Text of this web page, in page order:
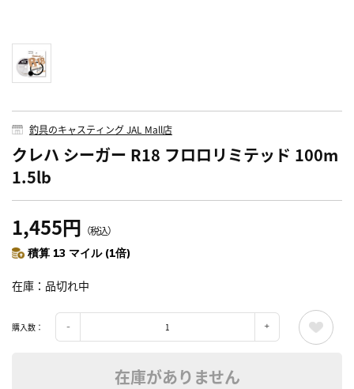
釣具のキャスティング JAL Mall店
クレハ シーガー R18 フロロリミテッド 100m
1.5lb
1,455円 （税込）
積算 13 マイル (1倍)
在庫 品切れ中
購入数：
在庫がありません